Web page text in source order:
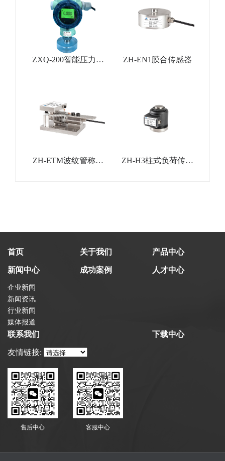
ZXQ-200智能压力变
ZH-EN1膜合传感器
ZH-ETM波纹管称重
ZH-H3柱式负荷传感
首页 关于我们 产品中心
新闻中心
企业新闻
新闻资讯
行业新闻
媒体报道
成功案例 人才中心
联系我们 下载中心
友情链接:
售后中心 客服中心